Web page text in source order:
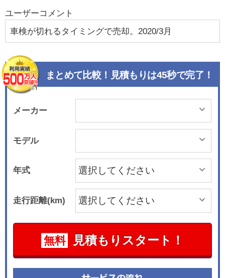
ユーザーコメント
車検が切れるタイミングで売却。2020/3月
まとめて比較！見積もりは45秒で完了！
メーカー
モデル
年式
走行距離(km)
無料 見積もりスタート！